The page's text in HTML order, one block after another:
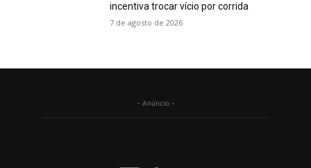
incentiva trocar vício por corrida
7 de agosto de 2026
- Anúncio -